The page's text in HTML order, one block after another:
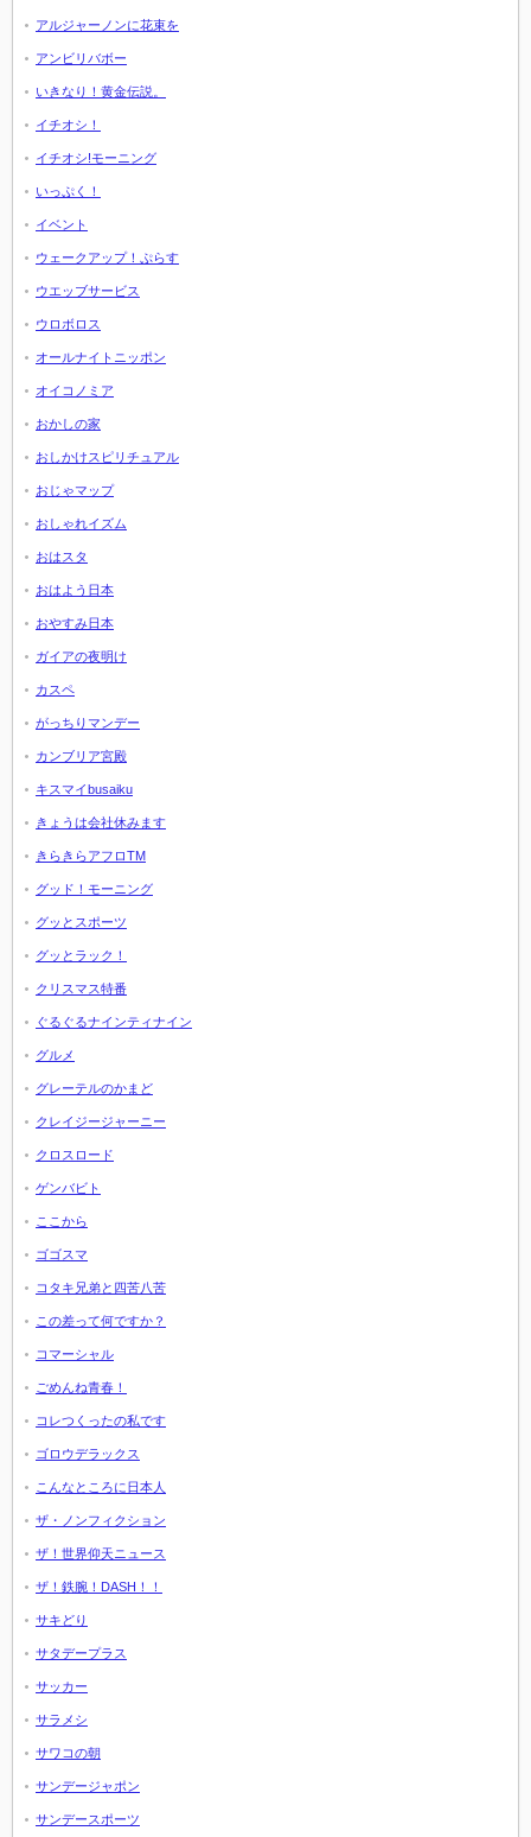
アルジャーノンに花束を
アンビリバボー
いきなり！黄金伝説。
イチオシ！
イチオシ!モーニング
いっぷく！
イベント
ウェークアップ！ぷらす
ウエッブサービス
ウロボロス
オールナイトニッポン
オイコノミア
おかしの家
おしかけスピリチュアル
おじゃマップ
おしゃれイズム
おはスタ
おはよう日本
おやすみ日本
ガイアの夜明け
カスペ
がっちりマンデー
カンブリア宮殿
キスマイbusaiku
きょうは会社休みます
きらきらアフロTM
グッド！モーニング
グッとスポーツ
グッとラック！
クリスマス特番
ぐるぐるナインティナイン
グルメ
グレーテルのかまど
クレイジージャーニー
クロスロード
ゲンバビト
ここから
ゴゴスマ
コタキ兄弟と四苦八苦
この差って何ですか？
コマーシャル
ごめんね青春！
コレつくったの私です
ゴロウデラックス
こんなところに日本人
ザ・ノンフィクション
ザ！世界仰天ニュース
ザ！鉄腕！DASH！！
サキどり
サタデープラス
サッカー
サラメシ
サワコの朝
サンデージャポン
サンデースポーツ